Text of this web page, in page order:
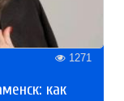
1271
как